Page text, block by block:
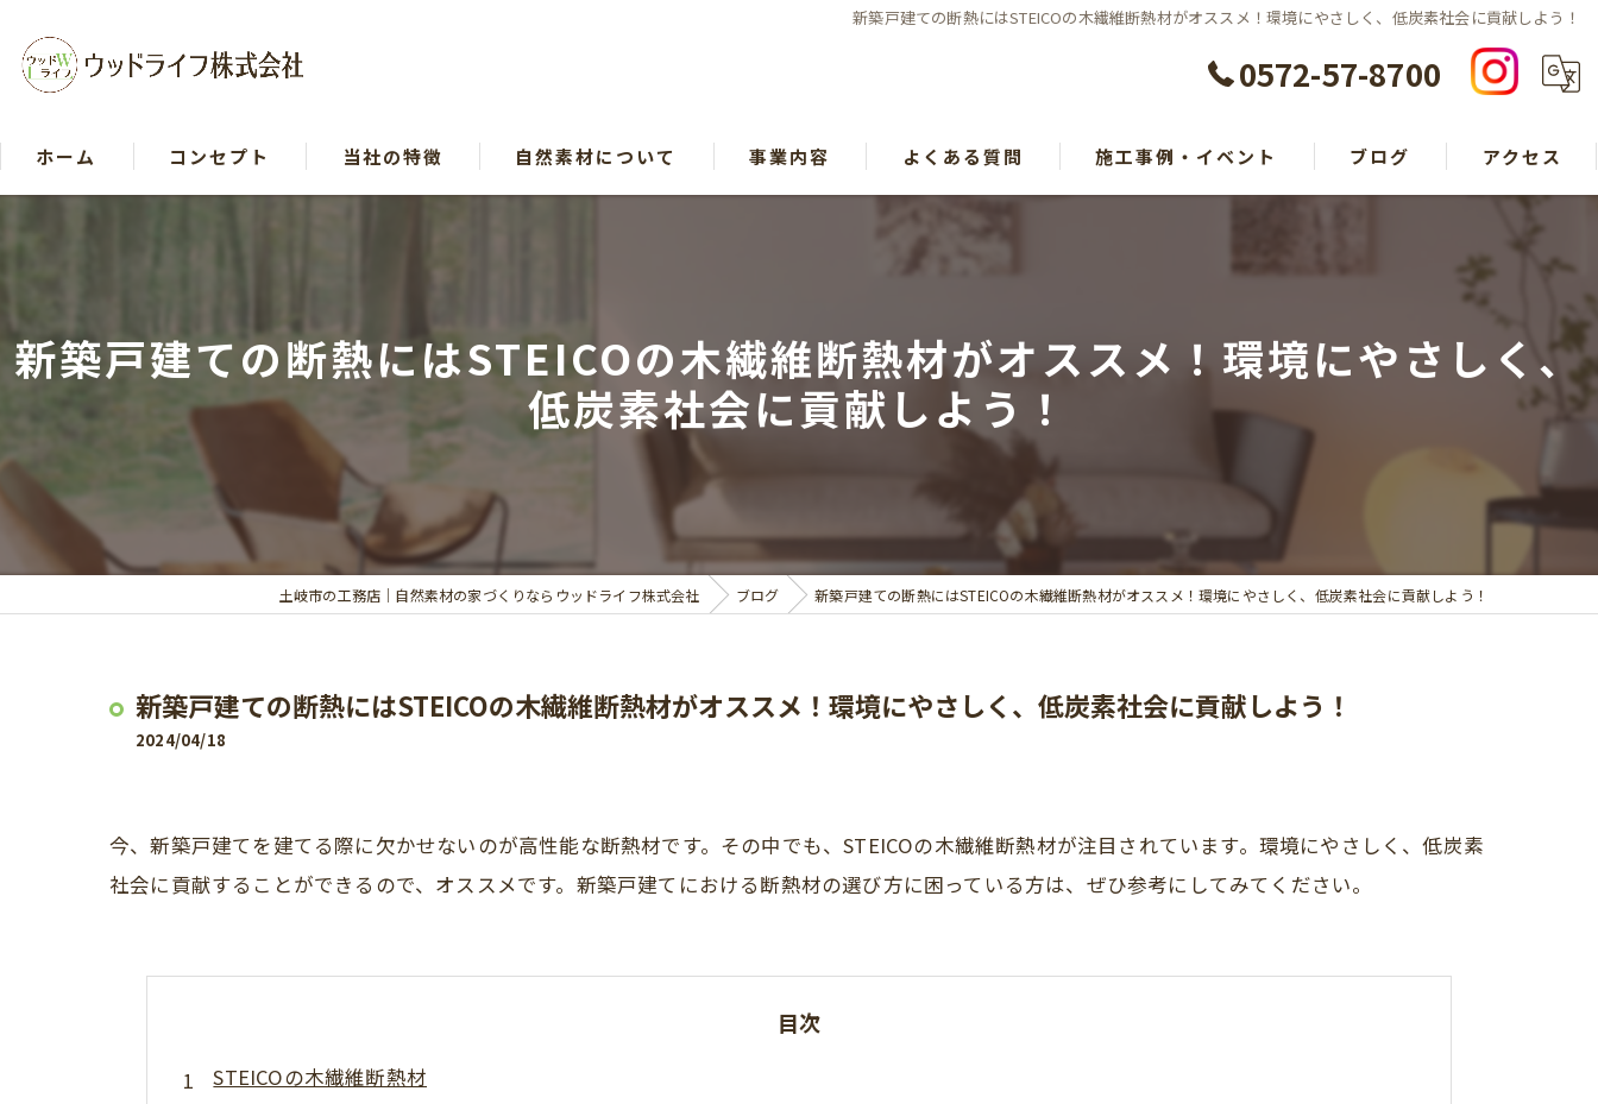
新築戸建ての断熱にはSTEICOの木繊維断熱材がオススメ！環境にやさしく、低炭素社会に貢献しよう！
0572-57-8700
ホーム コンセプト 当社の特徴
木造
自然素材
イベント等
自然素材について 事業内容 よくある質問 施工事例・イベント ブログ アクセス
新築戸建ての断熱にはSTEICOの木繊維断熱材がオススメ！環境にやさしく、
低炭素社会に貢献しよう！
土岐市の工務店｜自然素材の家づくりならウッドライフ株式会社 ブログ 新築戸建ての断熱にはSTEICOの木繊維断熱材がオススメ！環境にやさしく、低炭素社会に貢献しよう！
新築戸建ての断熱にはSTEICOの木繊維断熱材がオススメ！環境にやさしく、低炭素社会に貢献しよう！
2024/04/18
今、新築戸建てを建てる際に欠かせないのが高性能な断熱材です。その中でも、STEICOの木繊維断熱材が注目されています。環境にやさしく、低炭素
社会に貢献することができるので、オススメです。新築戸建てにおける断熱材の選び方に困っている方は、ぜひ参考にしてみてください。
目次
STEICOの木繊維断熱材